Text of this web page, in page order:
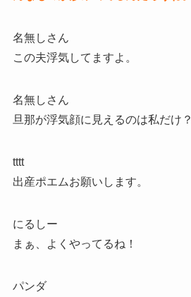
名無しさん
この夫浮気してますよ。
名無しさん
旦那が浮気顔に見えるのは私だけ？
tttt
出産ポエムお願いします。
にるしー
まぁ、よくやってるね！
パンダ